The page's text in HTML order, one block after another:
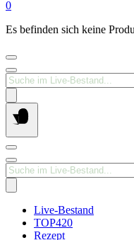
0
Es befinden sich keine
Products
search
Products
search
Live-Bestand
TOP420
Rezept